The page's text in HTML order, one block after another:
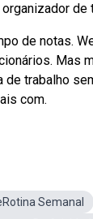
de
de notas.
Mas
trabalho
com.
Semanal